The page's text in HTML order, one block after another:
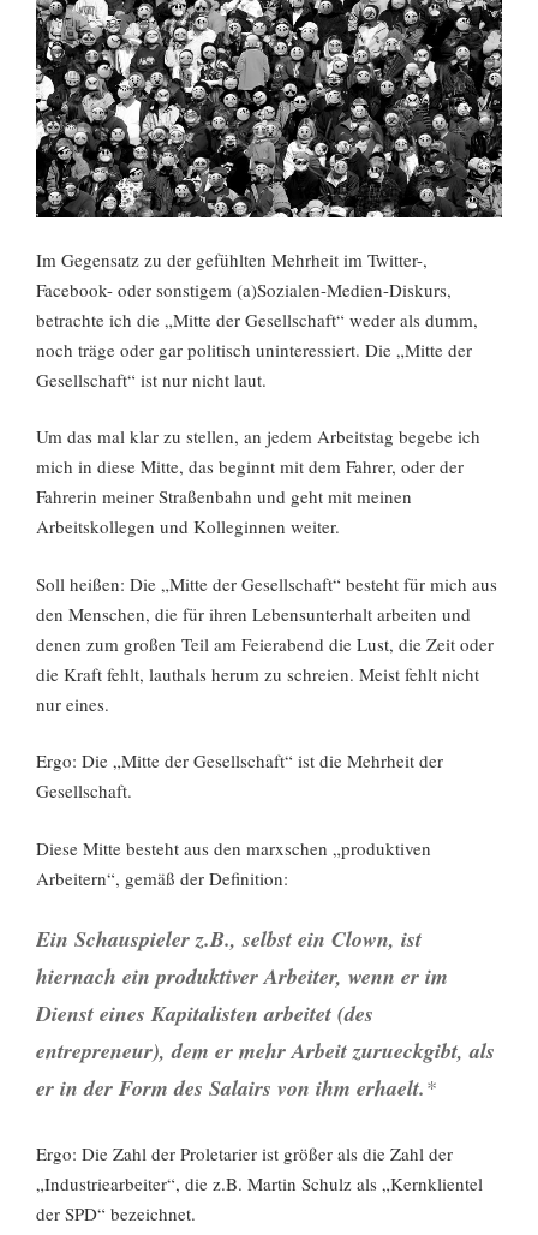
Im Gegensatz zu der gefühlten Mehrheit im Twitter-,
Facebook- oder sonstigem (a)Sozialen-Medien-Diskurs,
betrachte ich die „Mitte der Gesellschaft“ weder als dumm,
noch träge oder gar politisch uninteressiert. Die „Mitte der
Gesellschaft“ ist nur nicht laut.
Um das mal klar zu stellen, an jedem Arbeitstag begebe ich
mich in diese Mitte, das beginnt mit dem Fahrer, oder der
Fahrerin meiner Straßenbahn und geht mit meinen
Arbeitskollegen und Kolleginnen weiter.
Soll heißen: Die „Mitte der Gesellschaft“ besteht für mich aus
den Menschen, die für ihren Lebensunterhalt arbeiten und
denen zum großen Teil am Feierabend die Lust, die Zeit oder
die Kraft fehlt, lauthals herum zu schreien. Meist fehlt nicht
nur eines.
Ergo: Die „Mitte der Gesellschaft“ ist die Mehrheit der
Gesellschaft.
Diese Mitte besteht aus den marxschen „produktiven
Arbeitern“, gemäß der Definition:
Ein Schauspieler z.B., selbst ein Clown, ist
hiernach ein produktiver Arbeiter, wenn er im
Dienst eines Kapitalisten arbeitet (des
entrepreneur), dem er mehr Arbeit zurueckgibt, als
er in der Form des Salairs von ihm erhaelt.*
Ergo: Die Zahl der Proletarier ist größer als die Zahl der
„Industriearbeiter“, die z.B. Martin Schulz als „Kernklientel
der SPD“ bezeichnet.